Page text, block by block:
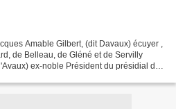
Amable Gilbert, (dit Davaux) écuyer ,
de Belleau, de Gléné et de Servilly
ex-noble Président du présidial de